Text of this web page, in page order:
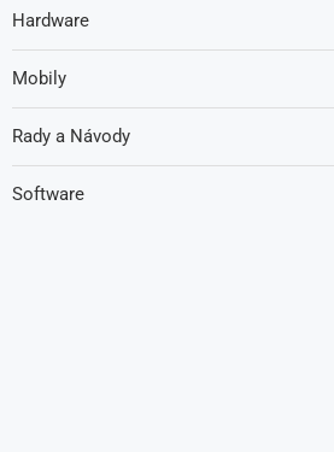
Hardware
Mobily
Rady a Návody
Software